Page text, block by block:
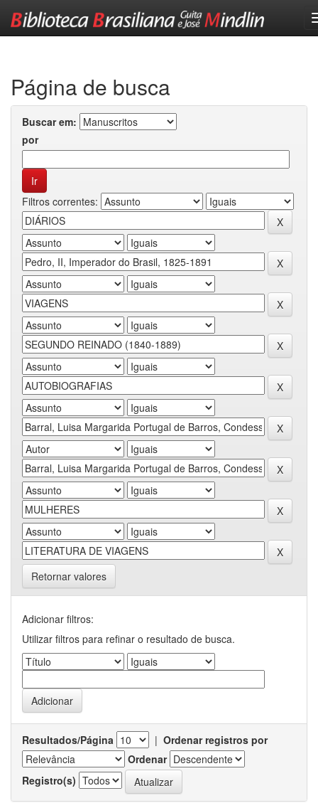
Página de busca
Buscar em:
por
Filtros correntes:
Retornar valores
Adicionar filtros:
Utilizar filtros para refinar o resultado de busca.
Resultados/Página | Ordenar registros por
Ordenar
Registro(s)